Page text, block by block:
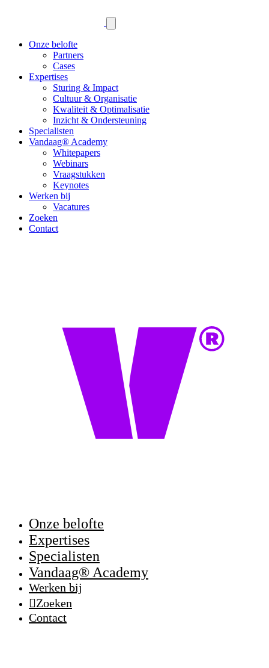
Onze belofte
Partners
Cases
Expertises
Sturing & Impact
Cultuur & Organisatie
Kwaliteit & Optimalisatie
Inzicht & Ondersteuning
Specialisten
Vandaag® Academy
Whitepapers
Webinars
Vraagstukken
Keynotes
Werken bij
Vacatures
Zoeken
Contact
Onze belofte
Expertises
Specialisten
Vandaag® Academy
Werken bij
Zoeken
Contact